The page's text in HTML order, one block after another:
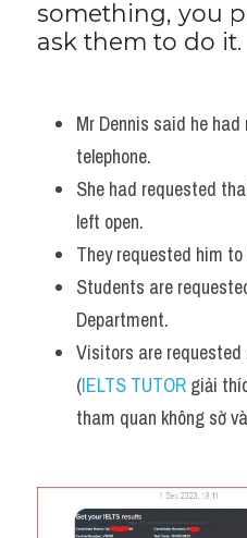
something, you
ask them to do it.
Mr Dennis said he
telephone.
She had requested
left open.
They requested him to
Students are
Department.
Visitors are
(IELTS TUTOR giải
tham quan không sờ